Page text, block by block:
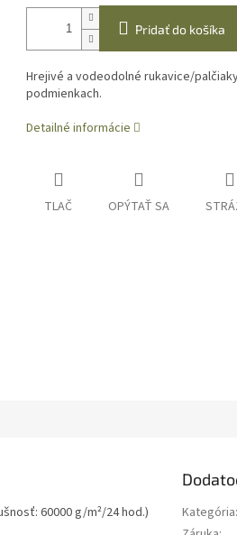
Pridať do košíka
Hrejivé a vodeodolné rukavice/
podmienkach.
Detailné informácie
TLAČ OPÝTAŤ SA
60000 g/m²/24 hod.)
Kategória: